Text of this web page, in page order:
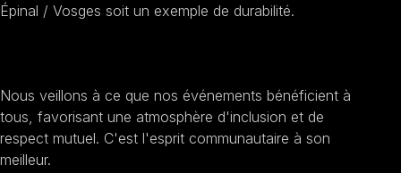
Épinal / Vosges soit un exemple de durabilité.
Nous veillons à ce que nos événements bénéficient à
tous, favorisant une atmosphère d'inclusion et de
respect mutuel. C'est l'esprit communautaire à son
meilleur.